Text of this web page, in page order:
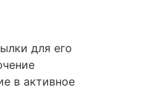
для его
в активное